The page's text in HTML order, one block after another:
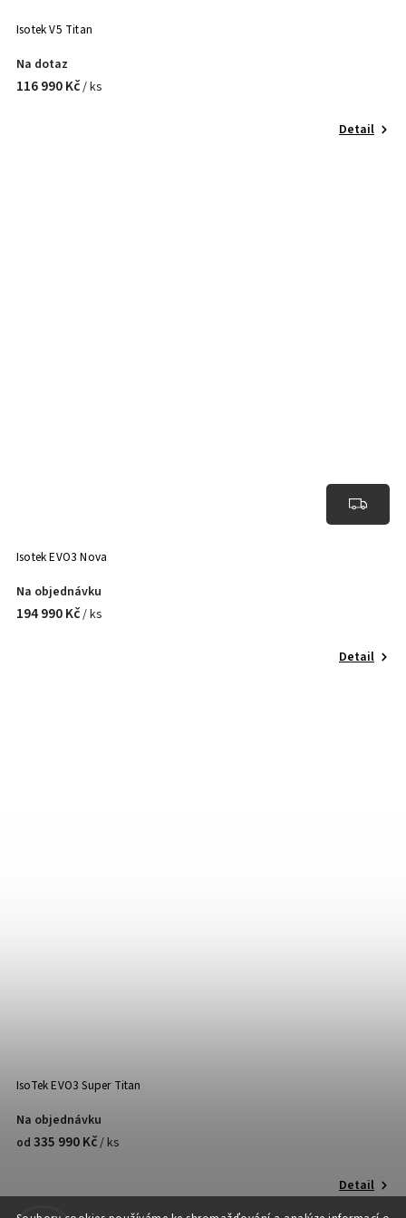
Isotek V5 Titan
Na dotaz
116 990 Kč/ ks
Detail
Isotek EVO3 Nova
Na objednávku
194 990 Kč/ ks
Detail
IsoTek EVO3 Super Titan
Na objednávku
od 335 990 Kč/ ks
Detail